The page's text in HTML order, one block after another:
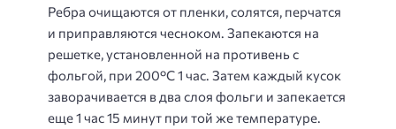
Ребра очищаются от пленки, солятся, перчатся
и приправляются чесноком. Запекаются на
решетке, установленной на противень с
фольгой, при 200°С 1 час. Затем каждый кусок
заворачивается в два слоя фольги и запекается
еще 1 час 15 минут при той же температуре.